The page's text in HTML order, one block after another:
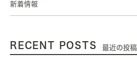
新着情報
RECENT POSTS 最近の投稿